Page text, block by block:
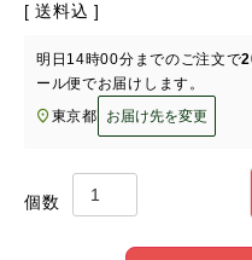
送料込
明日 14時00分 までのご注文で
ール便でお届けします。
東京都
お届け先を変更